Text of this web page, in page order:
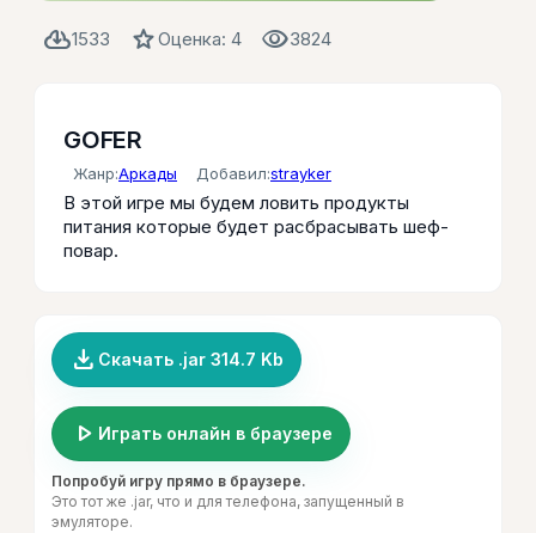
cloud_download1533 starОценка: 4 visibility3824
GOFER
Жанр:Аркады Добавил:strayker
В этой игре мы будем ловить продукты
питания которые будет расбрасывать шеф-
повар.
file_download Скачать .jar 314.7 Kb
play_arrow Играть онлайн в браузере
Попробуй игру прямо в браузере.
Это тот же .jar, что и для телефона, запущенный в
эмуляторе.